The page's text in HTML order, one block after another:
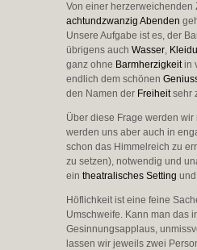
Von einer herzerweichenden
achtundzwanzig Abenden
Unsere Aufgabe ist es, der
übrigens auchWasser,
ganz ohne Barmherzigkeitin
endlich dem schönen
den Namen der Freiheitsehr
Über diese Frage werden
werden uns aber auch in
schon das Himmelreich zu
zu setzen), notwendig und
eintheatralisches Setting
Höflichkeit ist eine feine
Umschweife. Kann man das
Gesinnungsapplaus,
lassen wir jeweils zwei